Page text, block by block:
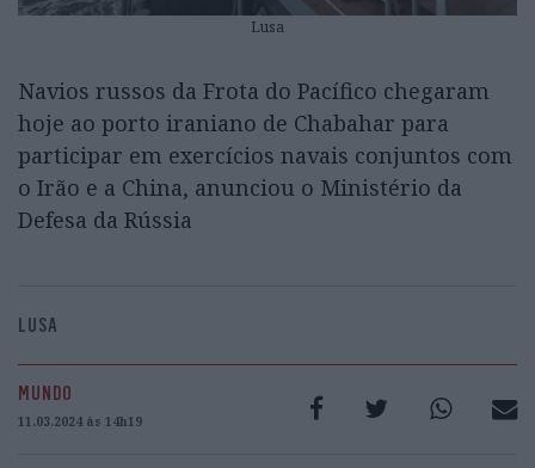
Lusa
Navios russos da Frota do Pacífico chegaram
hoje ao porto iraniano de Chabahar para
participar em exercícios navais conjuntos com
o Irão e a China, anunciou o Ministério da
Defesa da Rússia
LUSA
MUNDO
11.03.2024 às 14h19